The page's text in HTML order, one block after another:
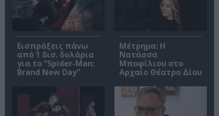
Εισπράξεις πάνω
από 1 δισ. δολάρια
για το “Spider-Man:
Brand New Day”
Μέτρημα: Η
Νατάσσα
Μποφίλιου στο
Αρχαίο Θέατρο Δίου